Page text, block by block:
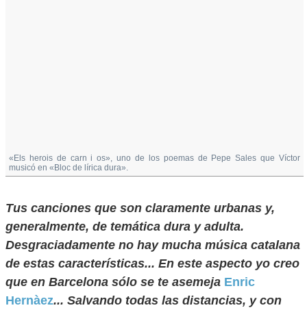
«Els herois de carn i os», uno de los poemas de Pepe Sales que Víctor
musicó en «Bloc de lírica dura».
Tus canciones que son claramente urbanas y,
generalmente, de temática dura y adulta.
Desgraciadamente no hay mucha música catalana
de estas características... En este aspecto yo creo
que en Barcelona sólo se te asemeja Enric
Hernàez... Salvando todas las distancias, y con